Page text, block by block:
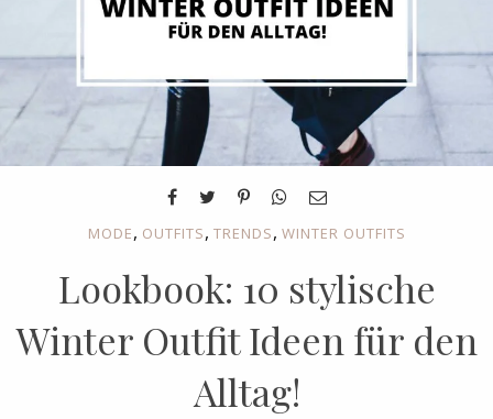
MODE, OUTFITS, TRENDS, WINTER OUTFITS
Lookbook: 10 stylische
Winter Outfit Ideen für den
Alltag!